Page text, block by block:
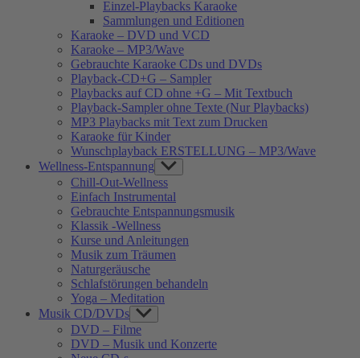
menu
Einzel-Playbacks Karaoke
Sammlungen und Editionen
Karaoke – DVD und VCD
Karaoke – MP3/Wave
Gebrauchte Karaoke CDs und DVDs
Playback-CD+G – Sampler
Playbacks auf CD ohne +G – Mit Textbuch
Playback-Sampler ohne Texte (Nur Playbacks)
MP3 Playbacks mit Text zum Drucken
Karaoke für Kinder
Wunschplayback ERSTELLUNG – MP3/Wave
Wellness-Entspannung Show
sub
menu
Chill-Out-Wellness
Einfach Instrumental
Gebrauchte Entspannungsmusik
Klassik -Wellness
Kurse und Anleitungen
Musik zum Träumen
Naturgeräusche
Schlafstörungen behandeln
Yoga – Meditation
Musik CD/DVDs Show
sub
menu
DVD – Filme
DVD – Musik und Konzerte